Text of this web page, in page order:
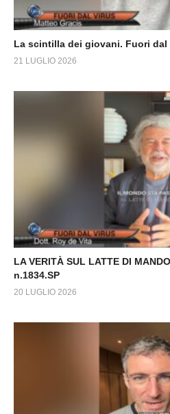
La scintilla dei giovani. Fuori dal
21 LUGLIO 2026
LA VERITÀ SUL LATTE DI
n.1834.SP
20 LUGLIO 2026